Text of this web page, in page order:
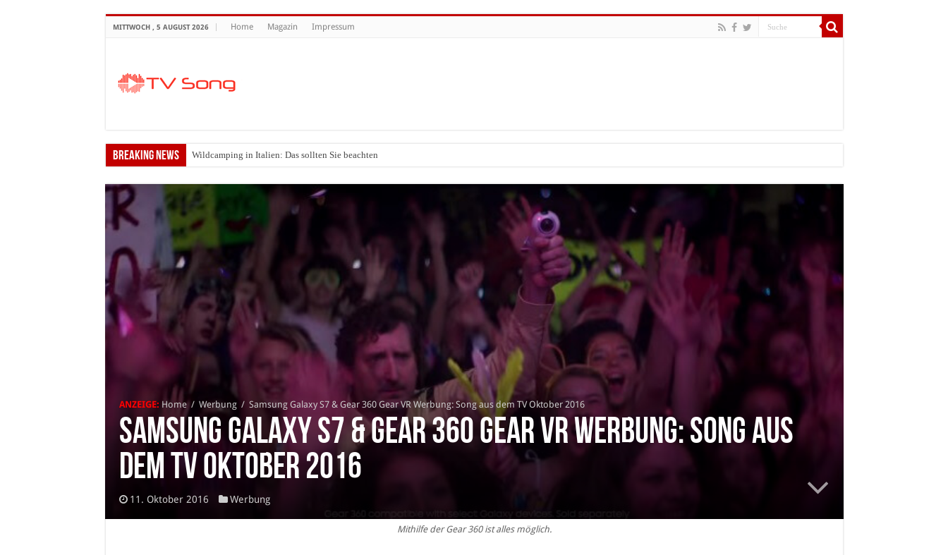
MITTWOCH , 5 AUGUST 2026 Home Magazin Impressum
Breaking News Wildcamping in Italien: Das sollten Sie beachten
ANZEIGE: Home / Werbung / Samsung Galaxy S7 & Gear 360 Gear VR Werbung: Song aus dem TV Oktober 2016
Samsung Galaxy S7 & Gear 360 Gear VR Werbung: Song aus
dem TV Oktober 2016
11. Oktober 2016 Werbung
Mithilfe der Gear 360 ist alles möglich.